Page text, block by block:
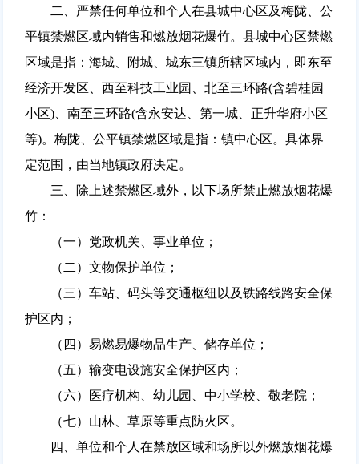
二、严禁任何单位和个人在县城中心区及梅陇、公
平镇禁燃区域内销售和燃放烟花爆竹。县城中心区禁燃
区域是指：海城、附城、城东三镇所辖区域内，即东至
经济开发区、西至科技工业园、北至三环路(含碧桂园
小区)、南至三环路(含永安达、第一城、正升华府小区
等)。梅陇、公平镇禁燃区域是指：镇中心区。具体界
定范围，由当地镇政府决定。
三、除上述禁燃区域外，以下场所禁止燃放烟花爆
竹：
（一）党政机关、事业单位；
（二）文物保护单位；
（三）车站、码头等交通枢纽以及铁路线路安全保
护区内；
（四）易燃易爆物品生产、储存单位；
（五）输变电设施安全保护区内；
（六）医疗机构、幼儿园、中小学校、敬老院；
（七）山林、草原等重点防火区。
四、单位和个人在禁放区域和场所以外燃放烟花爆